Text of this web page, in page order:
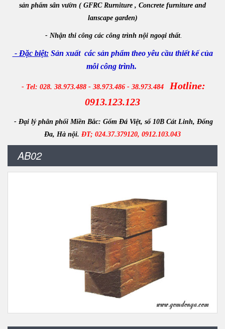
sản phẩm sân vườn ( GFRC Rurniture , Concrete furniture and
lanscape garden)
- Nhận thi công các công trình nội ngoại thất.
- Đặc biệt: Sản xuất các sản phẩm theo yêu cầu thiết kế của
mỗi công trình.
- Tel: 028. 38.973.488 - 38.973.486 - 38.973.484
Hotline:
0913.123.123
- Đại lý phân phối Miền Bắc: Gốm Đá Việt, số 10B Cát Linh, Đống
Đa, Hà nội. ĐT; 024.37.379120, 0912.103.043
AB02